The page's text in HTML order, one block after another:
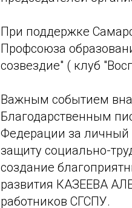
При поддержке
Профсоюза
созвездие" ( клуб
Важным событием
Благодарственным
Федерации за личный
защиту социально-
создание
развития КАЗЕЕВА
работников СГСПУ.